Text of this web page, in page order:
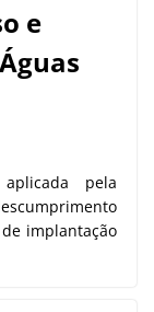
e
pela
implantação